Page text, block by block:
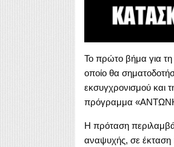
Το πρώτο βήμα για τη
οποίο θα
εκσυγχρονισμού και
πρόγραμμα
Η πρόταση
αναψυχής, σε έκταση